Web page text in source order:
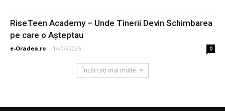
RiseTeen Academy – Unde Tinerii Devin Schimbarea
pe care o Așteptau
e-Oradea.ro - 14/04/2025 0
Încărcați mai multe